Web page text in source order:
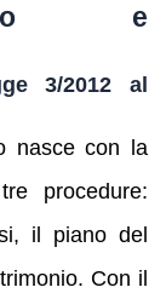
e
3/2012 al
nasce con la
procedure:
il piano del
Con il